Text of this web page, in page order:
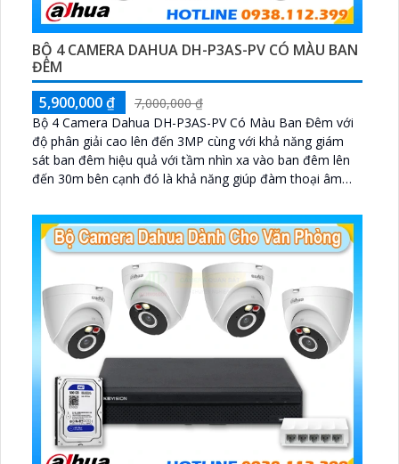
BỘ 4 CAMERA DAHUA DH-P3AS-PV CÓ MÀU BAN
ĐÊM
5,900,000 ₫
7,000,000 ₫
Bộ 4 Camera Dahua DH-P3AS-PV Có Màu Ban Đêm với
độ phân giải cao lên đến 3MP cùng với khả năng giám
sát ban đêm hiệu quả với tầm nhìn xa vào ban đêm lên
đến 30m bên cạnh đó là khả năng giúp đàm thoại âm
hiện xâm nhập